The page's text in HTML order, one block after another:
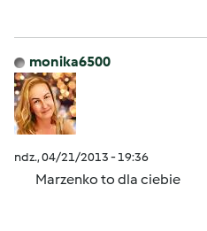
monika6500
ndz., 04/21/2013 - 19:36
Marzenko to dla ciebie